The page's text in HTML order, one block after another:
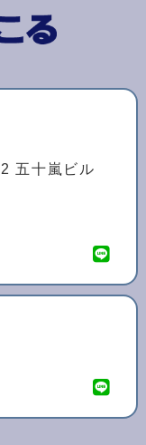
五十嵐ビル